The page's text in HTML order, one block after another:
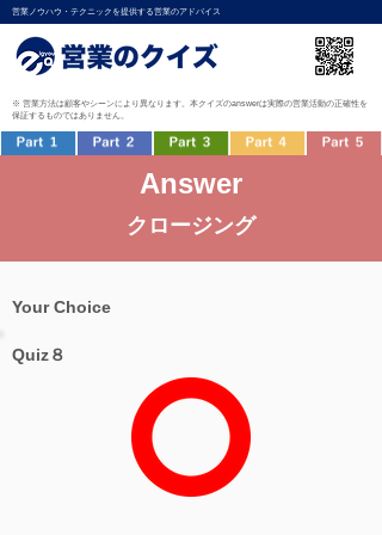
営業ノウハウ・テクニックを提供する営業のアドバイス
※ 営業方法は顧客やシーンにより異なります。本クイズのanswerは実際の営業活動の正確性を
保証するものではありません。
Answer
クロージング
Your Choice
Quiz８